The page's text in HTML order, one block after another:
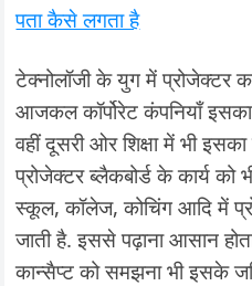
पता कैसे लगता है
टेक्नोलॉजी के युग में प्रोजेक्टर
आजकल कॉर्पोरेट कंपनियाँ
वहीं दूसरी ओर शिक्षा में भी
प्रोजेक्टर ब्लैकबोर्ड के कार्य
स्कूल, कॉलेज, कोचिंग आदि में
जाती है. इससे पढ़ाना आसान
कान्सैप्ट को समझना भी इसके